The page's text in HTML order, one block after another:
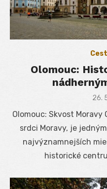
Olomouc:
26.
Olomouc: Skvost
srdci Moravy, je
najvýznamnejších
historické